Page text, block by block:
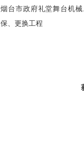
烟台市政府礼堂舞台机
保、更换工程